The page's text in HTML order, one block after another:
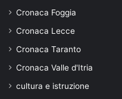
Cronaca Foggia
Cronaca Lecce
Cronaca Taranto
Cronaca Valle d'Itria
cultura e istruzione